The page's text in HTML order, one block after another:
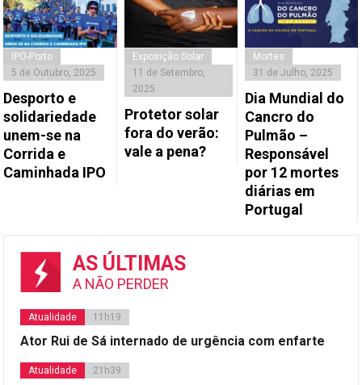
IPO-Porto
5 de Outubro, 2025
Desporto e
solidariedade
unem-se na
Corrida e
Caminhada IPO
Exposição Solar
11 de Setembro,
2025
Protetor solar
fora do verão:
vale a pena?
Mortes
31 de Julho, 2025
Dia Mundial do
Cancro do
Pulmão –
Responsável
por 12 mortes
diárias em
Portugal
AS ÚLTIMAS
A NÃO PERDER
Atualidade 11h19
Ator Rui de Sá internado de urgência com enfarte
Atualidade 21h39